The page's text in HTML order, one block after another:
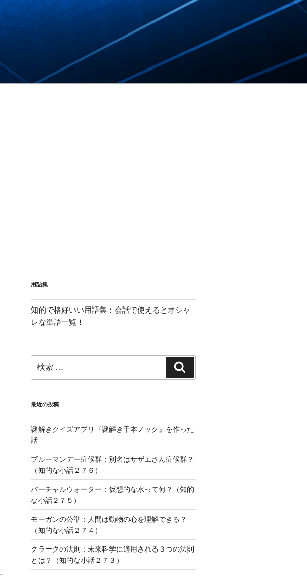
用語集
知的で格好いい用語集：会話で使えるとオシャ
レな単語一覧！
索:
索
最近の投稿
謎解きクイズアプリ『謎解き千本ノック』を作った
話
ブルーマンデー症候群：別名はサザエさん症候群？
（知的な小話２７６）
バーチャルウォーター：仮想的な水って何？（知的
な小話２７５）
モーガンの公準：人間は動物の心を理解できる？
（知的な小話２７４）
クラークの法則：未来科学に適用される３つの法則
とは？（知的な小話２７３）